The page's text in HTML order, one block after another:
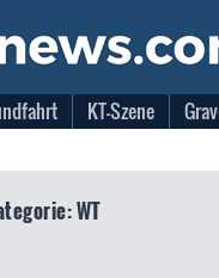
KT-Szene
WT